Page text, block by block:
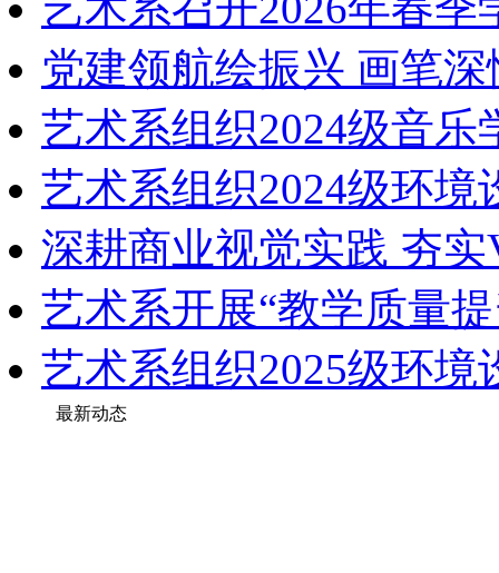
党建领航绘振兴 画笔
艺术系组织2024级音
艺术系组织2024级环
深耕商业视觉实践 夯
艺术系开展“教学质量
艺术系组织2025级环
最新动态